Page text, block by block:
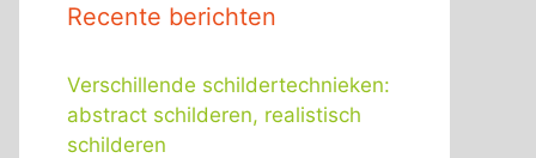
Recente berichten
Verschillende schildertechnieken:
abstract schilderen, realistisch
schilderen